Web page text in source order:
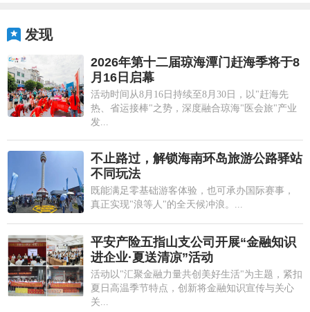
发现
2026年第十二届琼海潭门赶海季将于8
月16日启幕
活动时间从8月16日持续至8月30日，以"赶海先
热、省运接棒"之势，深度融合琼海"医会旅"产业
发...
不止路过，解锁海南环岛旅游公路驿站
不同玩法
既能满足零基础游客体验，也可承办国际赛事，
真正实现"浪等人"的全天候冲浪。...
平安产险五指山支公司开展“金融知识
进企业·夏送清凉”活动
活动以"汇聚金融力量共创美好生活"为主题，紧扣
夏日高温季节特点，创新将金融知识宣传与关心
关...